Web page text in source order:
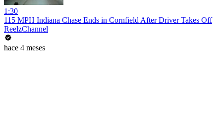
1:30
115 MPH Indiana Chase Ends in Cornfield After Driver Takes Off
ReelzChannel
hace 4 meses